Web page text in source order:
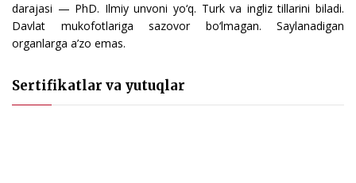
darajasi — PhD. Ilmiy unvoni yo‘q. Turk va ingliz tillarini biladi.
Davlat mukofotlariga sazovor bo‘lmagan. Saylanadigan
organlarga a’zo emas.
Sertifikatlar va yutuqlar